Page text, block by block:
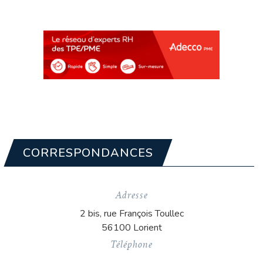
CORRESPONDANCES
Adresse
2 bis, rue François Toullec
56100 Lorient
Téléphone